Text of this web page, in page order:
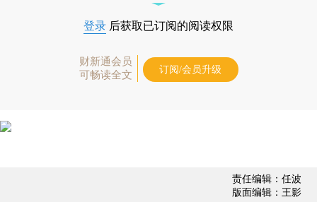
登录 后获取已订阅的阅读权限
财新通会员
可畅读全文
订阅/会员升级
责任编辑：任波
版面编辑：王影